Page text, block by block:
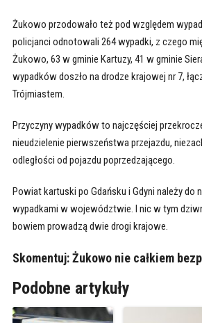
Żukowo przodowało też pod względem
policjanci odnotowali 264 wypadki, z czego
Żukowo, 63 w gminie Kartuzy, 41 w gminie
wypadków doszło na drodze krajowej nr 7,
Trójmiastem.
Przyczyny wypadków to najczęściej
nieudzielenie pierwszeństwa przejazdu,
odległości od pojazdu poprzedzającego.
Powiat kartuski po Gdańsku i Gdyni należy do
wypadkami w województwie. I nic w tym
bowiem prowadzą dwie drogi krajowe.
Skomentuj:Żukowo nie całkiem
Podobne artykuły